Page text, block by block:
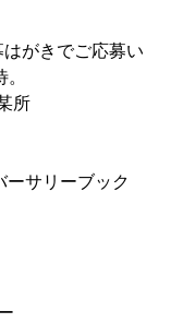
がきでご応募い
所
ーサリーブック